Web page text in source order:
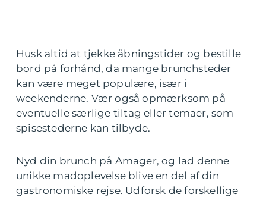
Husk altid at tjekke åbningstider og bestille
bord på forhånd, da mange brunchsteder
kan være meget populære, især i
weekenderne. Vær også opmærksom på
eventuelle særlige tiltag eller temaer, som
spisestederne kan tilbyde.
Nyd din brunch på Amager, og lad denne
unikke madoplevelse blive en del af din
gastronomiske rejse. Udforsk de forskellige